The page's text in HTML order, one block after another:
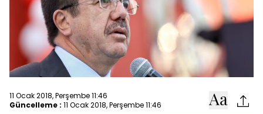
11 Ocak 2018, Perşembe 11:46
Güncelleme : 11 Ocak 2018, Perşembe 11:46